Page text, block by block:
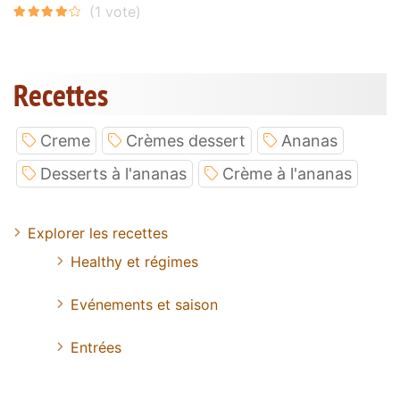
Recettes
Creme Crèmes dessert
Ananas
Desserts à l'ananas
Crème à l'ananas
Explorer les recettes
Healthy et régimes
Evénements et saison
Entrées